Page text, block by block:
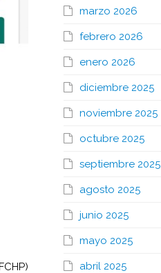
marzo 2026
febrero 2026
enero 2026
diciembre 2025
noviembre 2025
octubre 2025
septiembre 2025
agosto 2025
junio 2025
mayo 2025
abril 2025